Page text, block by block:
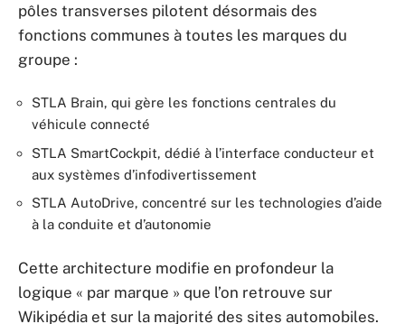
pôles transverses pilotent désormais des
fonctions communes à toutes les marques du
groupe :
STLA Brain, qui gère les fonctions centrales du
véhicule connecté
STLA SmartCockpit, dédié à l’interface conducteur et
aux systèmes d’infodivertissement
STLA AutoDrive, concentré sur les technologies d’aide
à la conduite et d’autonomie
Cette architecture modifie en profondeur la
logique « par marque » que l’on retrouve sur
Wikipédia et sur la majorité des sites automobiles.